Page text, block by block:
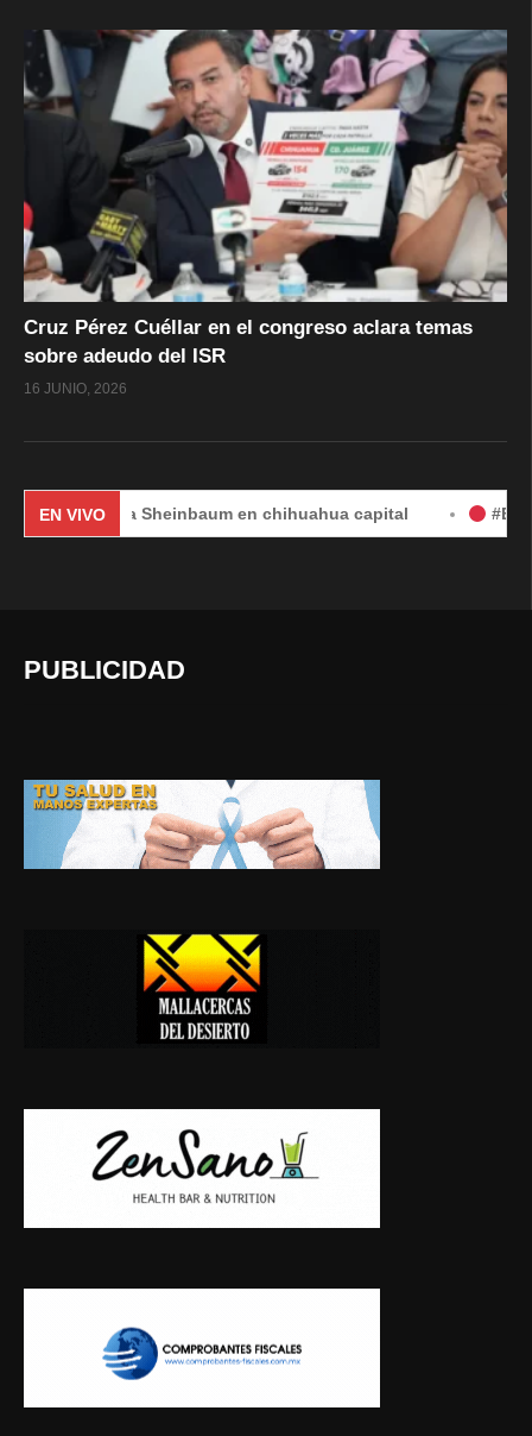
Cruz Pérez Cuéllar en el congreso aclara temas
sobre adeudo del ISR
16 JUNIO, 2026
EN VIVO
Sheinbaum en chihuahua capital #EnVivo |
PUBLICIDAD